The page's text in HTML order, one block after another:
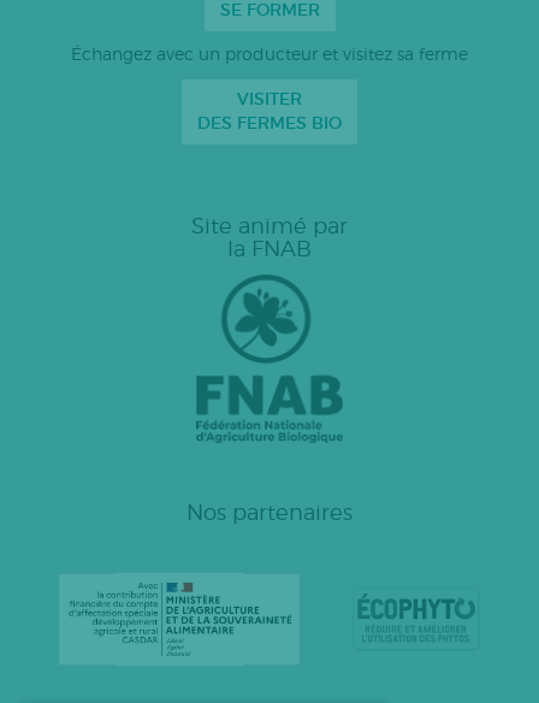
SE FORMER
Échangez avec un producteur et visitez sa ferme
VISITER
DES FERMES BIO
Site animé par
la FNAB
Nos partenaires